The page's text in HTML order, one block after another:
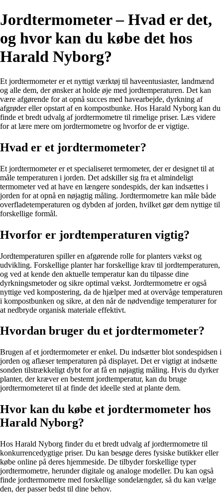
Jordtermometer – Hvad er det,
og hvor kan du købe det hos
Harald Nyborg?
Et jordtermometer er et nyttigt værktøj til haveentusiaster, landmænd
og alle dem, der ønsker at holde øje med jordtemperaturen. Det kan
være afgørende for at opnå succes med havearbejde, dyrkning af
afgrøder eller opstart af en kompostbunke. Hos Harald Nyborg kan du
finde et bredt udvalg af jordtermometre til rimelige priser. Læs videre
for at lære mere om jordtermometre og hvorfor de er vigtige.
Hvad er et jordtermometer?
Et jordtermometer er et specialiseret termometer, der er designet til at
måle temperaturen i jorden. Det adskiller sig fra et almindeligt
termometer ved at have en længere sondespids, der kan indsættes i
jorden for at opnå en nøjagtig måling. Jordtermometre kan måle både
overfladetemperaturen og dybden af jorden, hvilket gør dem nyttige til
forskellige formål.
Hvorfor er jordtemperaturen vigtig?
Jordtemperaturen spiller en afgørende rolle for planters vækst og
udvikling. Forskellige planter har forskellige krav til jordtemperaturen,
og ved at kende den aktuelle temperatur kan du tilpasse dine
dyrkningsmetoder og sikre optimal vækst. Jordtermometre er også
nyttige ved kompostering, da de hjælper med at overvåge temperaturen
i kompostbunken og sikre, at den når de nødvendige temperaturer for
at nedbryde organisk materiale effektivt.
Hvordan bruger du et jordtermometer?
Brugen af et jordtermometer er enkel. Du indsætter blot sondespidsen i
jorden og aflæser temperaturen på displayet. Det er vigtigt at indsætte
sonden tilstrækkeligt dybt for at få en nøjagtig måling. Hvis du dyrker
planter, der kræver en bestemt jordtemperatur, kan du bruge
jordtermometeret til at finde det ideelle sted at plante dem.
Hvor kan du købe et jordtermometer hos
Harald Nyborg?
Hos Harald Nyborg finder du et bredt udvalg af jordtermometre til
konkurrencedygtige priser. Du kan besøge deres fysiske butikker eller
købe online på deres hjemmeside. De tilbyder forskellige typer
jordtermometre, herunder digitale og analoge modeller. Du kan også
finde jordtermometre med forskellige sondelængder, så du kan vælge
den, der passer bedst til dine behov.